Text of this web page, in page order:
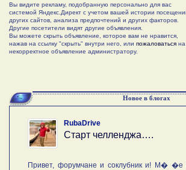
Вы видите рекламу, подобранную персонально для вас
системой Яндекс.Директ с учетом вашей истории
других сайтов, анализа предпочтений и других факторов.
Другие посетители видят другие объявления.
Вы можете скрыть объявление, которое вам не нравится,
нажав на ссылку "скрыть" внутри него, или пожаловаться на
некорректное объявление администратору.
Новое в блогах
RubaDrive
Старт челленджа….
Привет, форумчане и соклубник и! М� �е